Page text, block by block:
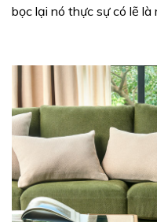
bọc lại nó thực sự có lẽ